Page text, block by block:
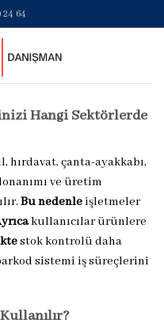
24 64
Hangi Sektörlerde
hırdavat, çanta-ayakkabı,
ve üretim
Bu nedenleişletmeler
kullanıcılar ürünlere
stok kontrolü daha
sistemi iş süreçlerini